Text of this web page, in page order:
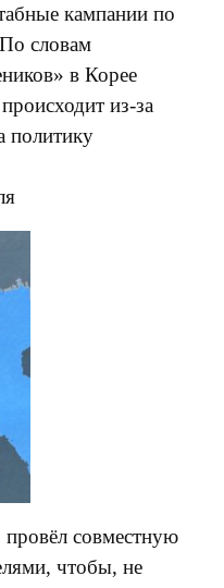
кампании по
словам
в Корее
из-за
политику
совместную
чтобы, не